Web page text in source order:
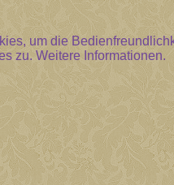
um die
zu.Weitere Informationen.